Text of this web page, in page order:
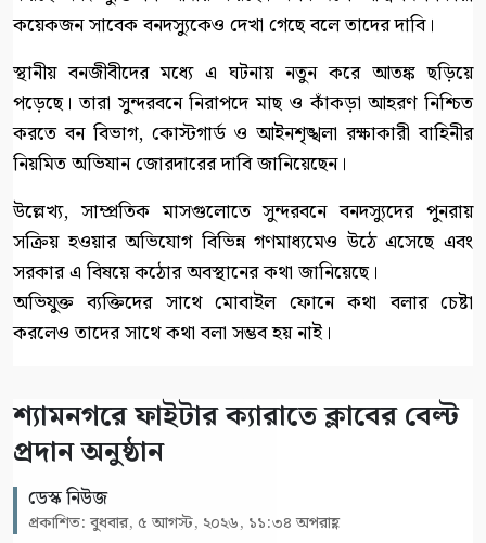
কয়েকজন সাবেক বনদস্যুকেও দেখা গেছে বলে তাদের দাবি।
স্থানীয় বনজীবীদের মধ্যে এ ঘটনায় নতুন করে আতঙ্ক ছড়িয়ে
পড়েছে। তারা সুন্দরবনে নিরাপদে মাছ ও কাঁকড়া আহরণ নিশ্চিত
করতে বন বিভাগ, কোস্টগার্ড ও আইনশৃঙ্খলা রক্ষাকারী বাহিনীর
নিয়মিত অভিযান জোরদারের দাবি জানিয়েছেন।
উল্লেখ্য, সাম্প্রতিক মাসগুলোতে সুন্দরবনে বনদস্যুদের পুনরায়
সক্রিয় হওয়ার অভিযোগ বিভিন্ন গণমাধ্যমেও উঠে এসেছে এবং
সরকার এ বিষয়ে কঠোর অবস্থানের কথা জানিয়েছে।
অভিযুক্ত ব্যক্তিদের সাথে মোবাইল ফোনে কথা বলার চেষ্টা
করলেও তাদের সাথে কথা বলা সম্ভব হয় নাই।
শ্যামনগরে ফাইটার ক্যারাতে ক্লাবের বেল্ট
প্রদান অনুষ্ঠান
ডেস্ক নিউজ
প্রকাশিত: বুধবার, ৫ আগস্ট, ২০২৬, ১১:৩৪ অপরাহ্ণ